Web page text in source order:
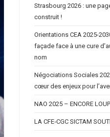
Strasbourg 2026 : une
construit !
Orientations CEA 2025-
façade face à une cure
nom
Négociations Sociales
cœur des enjeux pour
NAO 2025 – ENCORE
LA CFE‑CGC SICTAM